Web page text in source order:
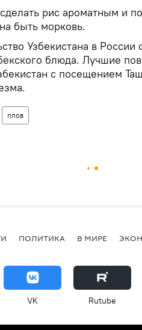
рис ароматным и
быть морковь.
Узбекистана в России
блюда. Лучшие
с посещением
плов
ПОЛИТИКА В МИРЕ
VK Rutube